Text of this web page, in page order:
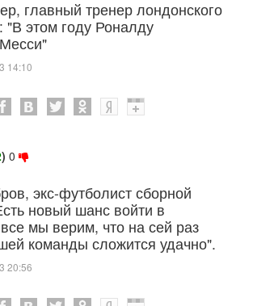
главный тренер лондонского
"В этом году Роналду
14:10
) 0
экс-футболист сборной
новый шанс войти в
мы верим, что на сей раз
команды сложится удачно".
20:56